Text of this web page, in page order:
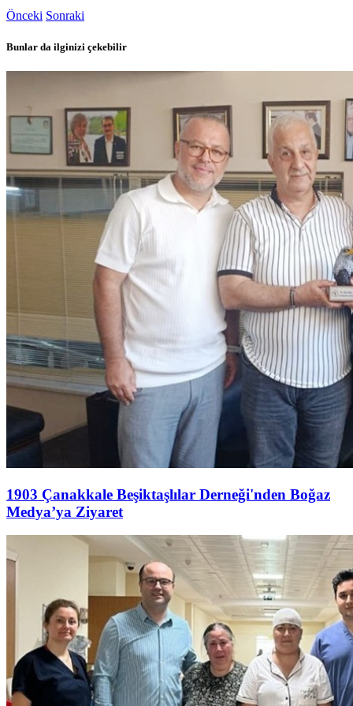
Önceki Sonraki
Bunlar da ilginizi çekebilir
1903 Çanakkale Beşiktaşlılar Derneği'nden Boğaz
Medya’ya Ziyaret